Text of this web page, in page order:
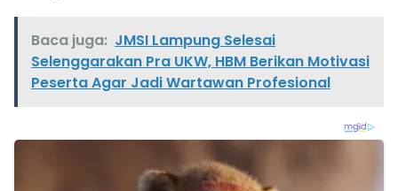
Baca juga: JMSI Lampung Selesai
Selenggarakan Pra UKW, HBM Berikan Motivasi
Peserta Agar Jadi Wartawan Profesional